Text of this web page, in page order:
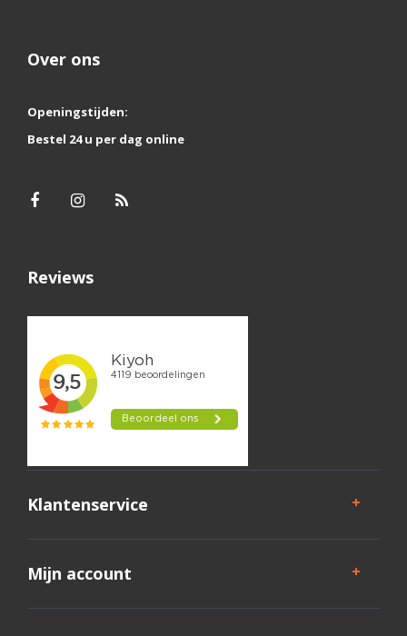
Over ons
Openingstijden:
Bestel 24 u per dag online
Reviews
Klantenservice
Mijn account